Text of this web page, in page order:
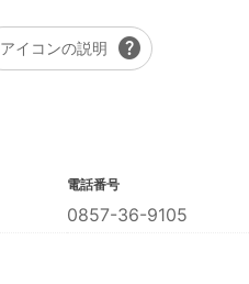
アイコンの説明 help
電話番号
0857-36-9105